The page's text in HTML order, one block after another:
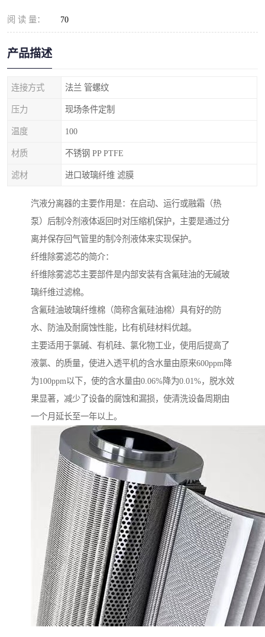
阅 读 量： 70
产品描述
连接方式 法兰 管螺纹
压力 现场条件定制
温度 100
材质 不锈钢 PP PTFE
滤材 进口玻璃纤维 滤膜
汽液分离器的主要作用是：在启动、运行或融霜（热
泵）后制冷剂液体返回时对压缩机保护，主要是通过分
离并保存回气管里的制冷剂液体来实现保护。
纤维除雾滤芯的简介：
纤维除雾滤芯主要部件是内部安装有含氟硅油的无碱玻
璃纤维过滤棉。
含氟硅油玻璃纤维棉（简称含氟硅油棉）具有好的防
水、防油及耐腐蚀性能，比有机硅材料优越。
主要适用于氯碱、有机硅、氯化物工业，使用后提高了
液氯、的质量，使进入透平机的含水量由原来600ppm降
为100ppm以下，使的含水量由0.06%降为0.01%，脱水效
果显著，减少了设备的腐蚀和漏损，使清洗设备周期由
一个月延长至一年以上。